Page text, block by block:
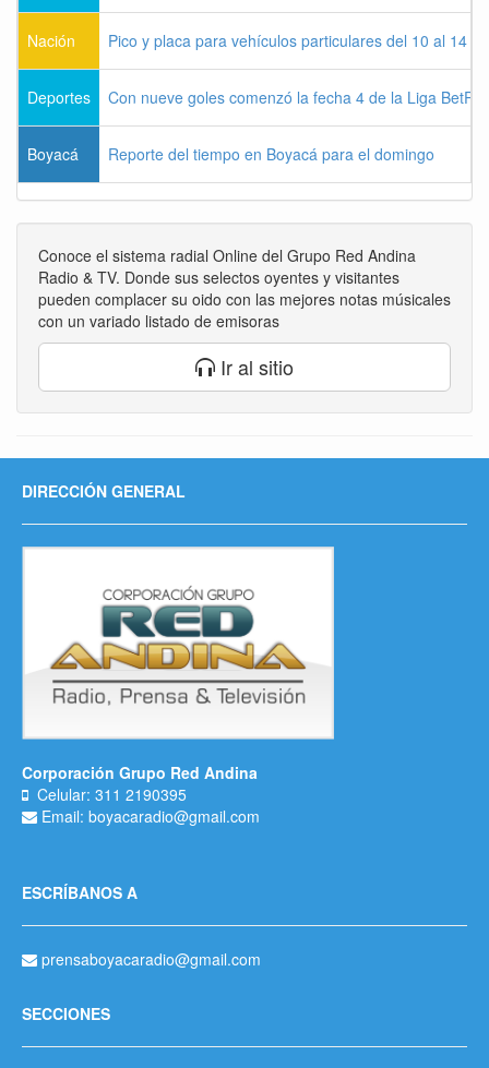
Nación Pico y placa para vehículos particulares del 10 al 14
Deportes Con nueve goles comenzó la fecha 4 de la Liga
Boyacá Reporte del tiempo en Boyacá para el domingo
Conoce el sistema radial Online del Grupo Red Andina
Radio & TV. Donde sus selectos oyentes y visitantes
pueden complacer su oido con las mejores notas músicales
con un variado listado de emisoras
Ir al sitio
DIRECCIÓN GENERAL
Corporación Grupo Red Andina
Celular: 311 2190395
Email: boyacaradio@gmail.com
ESCRÍBANOS A
prensaboyacaradio@gmail.com
SECCIONES